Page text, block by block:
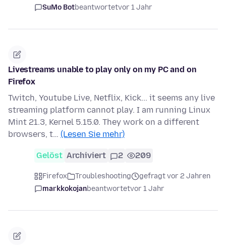
SuMo Botbeantwortetvor 1 Jahr
Livestreams unable to play only on my PC and on
Firefox
Twitch, Youtube Live, Netflix, Kick... it seems any live
streaming platform cannot play. I am running Linux
Mint 21.3, Kernel 5.15.0. They work on a different
browsers, t… (Lesen Sie mehr)
Gelöst Archiviert 2 209
Firefox Troubleshooting
gefragt vor 2 Jahren
markkokojanbeantwortetvor 1 Jahr